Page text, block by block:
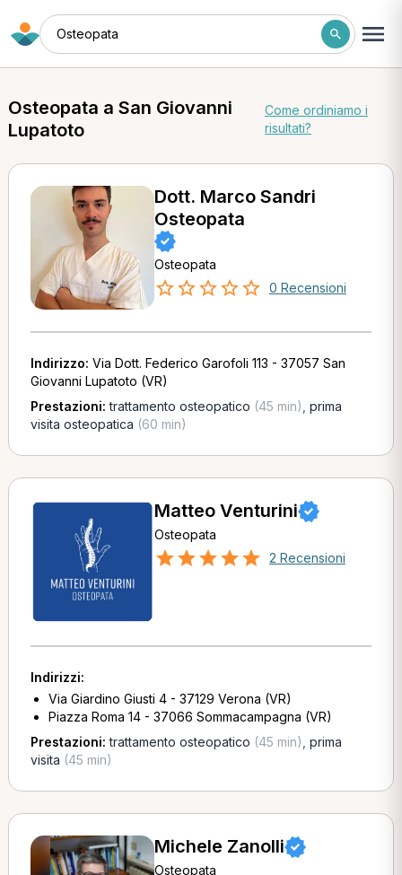
Osteopata
Osteopata a San Giovanni
Lupatoto
Come ordiniamo i
risultati?
Dott. Marco Sandri
Osteopata
Osteopata
0 Recensioni
Indirizzo: Via Dott. Federico Garofoli 113 - 37057 San
Giovanni Lupatoto (VR)
Prestazioni:trattamento osteopatico (45 min) prima
visita osteopatica (60 min)
Matteo Venturini
Osteopata
2 Recensioni
Indirizzi:
Via Giardino Giusti 4 - 37129 Verona (VR)
Piazza Roma 14 - 37066 Sommacampagna (VR)
Prestazioni:trattamento osteopatico (45 min) prima
visita (45 min)
Michele Zanolli
Osteopata